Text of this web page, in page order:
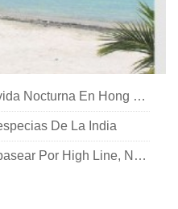
Polaroid De La Semana:vida Nocturna En Hong Kong
De La India
Polaroid De La Semana:pasear Por High Line, Nueva York